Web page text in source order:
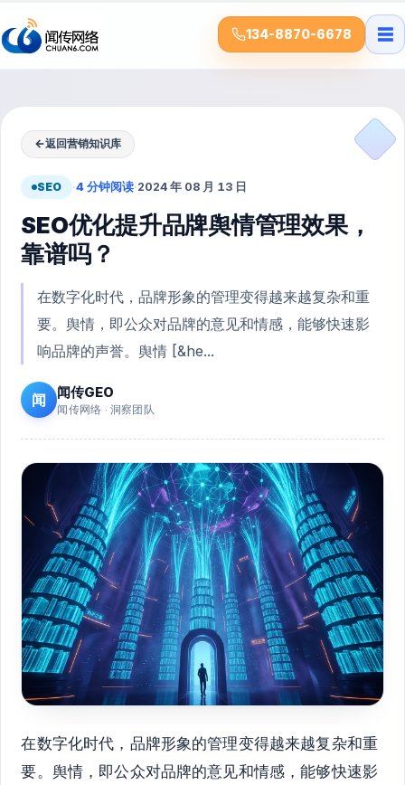
134-8870-6678 ☰
←返回营销知识库
SEO ·4 分钟阅读·2024 年 08 月 13 日
SEO优化提升品牌舆情管理效果，
靠谱吗？
在数字化时代，品牌形象的管理变得越来越复杂和重
要。舆情，即公众对品牌的意见和情感，能够快速影
响品牌的声誉。舆情 [&he...
闻 闻传GEO
闻传网络 · 洞察团队
在数字化时代，品牌形象的管理变得越来越复杂和重
要。舆情，即公众对品牌的意见和情感，能够快速影